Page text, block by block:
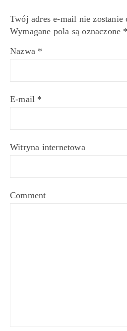
Twój adres e-mail nie zostanie
Wymagane pola są oznaczone *
Nazwa *
E-mail *
Witryna internetowa
Comment